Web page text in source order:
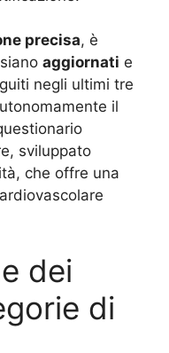
precisa, è
aggiornati e
negli ultimi tre
il
sviluppato
che offre una
dei
di